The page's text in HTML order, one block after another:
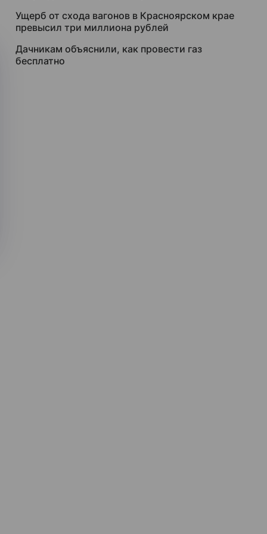
Ущерб от схода вагонов в Красноярском крае
превысил три миллиона рублей
Дачникам объяснили, как провести газ
бесплатно